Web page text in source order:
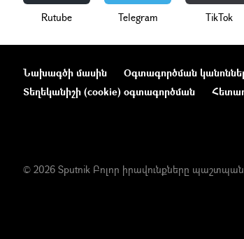
Rutube Telegram ТikТоk
Նախագծի մասին Օգտագործման
Տեղեկանիշի (cookie) օգտագործման
© 2026 Sputnik Բոլոր իրավունքները